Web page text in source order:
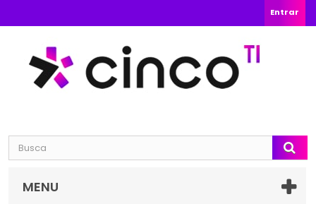
Entrar
MENU